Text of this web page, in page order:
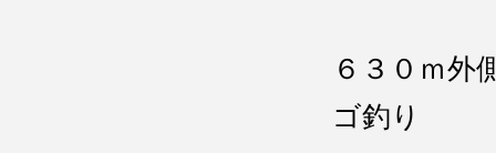
６３０ｍ
ゴ釣り